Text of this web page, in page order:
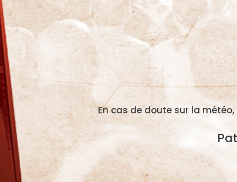
En cas de doute sur la